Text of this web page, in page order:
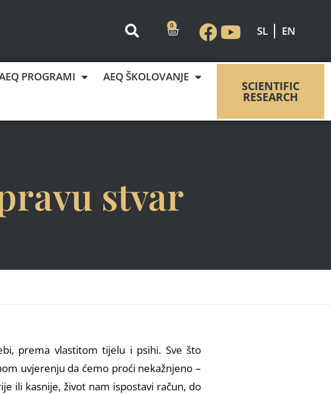
0 SL EN
PROGRAMI AEQ ŠKOLOVANJE
SCIENTIFIC
RESEARCH
stvar
prema vlastitom tijelu i psihi. Sve što
uvjerenju da ćemo proći nekažnjeno –
ili kasnije, život nam ispostavi račun, do